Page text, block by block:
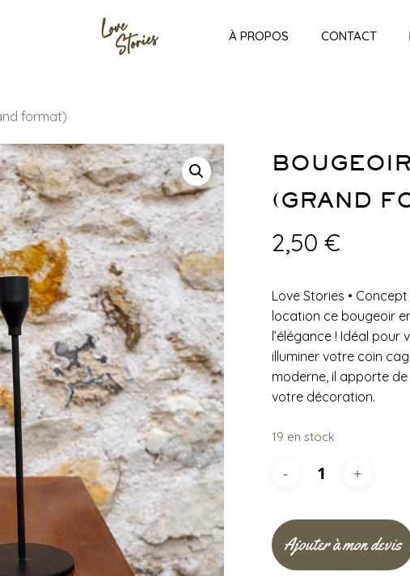
À PROPOS CONTACT
format)
(GRAND
2,50 €
Love Stories •
location ce bougeoir
l’élégance ! Idéal
illuminer votre coin
moderne, il apporte
votre décoration.
19 en stock
Ajouter à mon devis